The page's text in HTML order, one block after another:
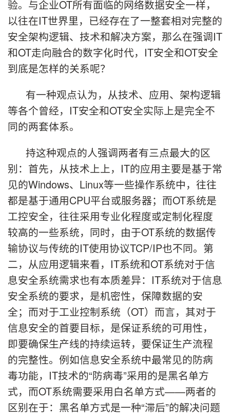
验。与企业OT所有面临的网络数据安全一样，
以往在IT世界里，已经存在了一整套相对完整的
安全架构逻辑、技术和解决方案，那么在强调IT
和OT走向融合的数字化时代，IT安全和OT安全
到底是怎样的关系呢？
有一种观点认为，从技术、应用、架构逻辑
等各个曾经，IT安全和OT安全实际上是完全不
同的两套体系。
持这种观点的人强调两者有三点最大的区
别：首先，从技术上上，IT的应用主要是基于常
见的Windows、Linux等一些操作系统中，往往
都是基于通用CPU平台或服务器；而OT系统是
工控安全，往往采用专业化程度或定制化程度
较高的一些系统，同时，由于OT系统的数据传
输协议与传统的IT使用协议TCP/IP也不同。第
二，从应用逻辑来看，IT系统和OT系统对于信
息安全系统需求也有本质差异：IT系统对于信息
安全系统的要求，是机密性，保障数据的安
全；而对于工业控制系统（OT）而言，其对于
信息安全的首要目标，是保证系统的可用性，
即要确保生产线的持续运转，要保证生产流程
的完整性。例如信息安全系统中最常见的防病
毒功能，IT技术的“防病毒”采用的是黑名单方
式，而OT系统需要采用白名单方式——两者的
区别在于：黑名单方式是一种“滞后”的解决问题